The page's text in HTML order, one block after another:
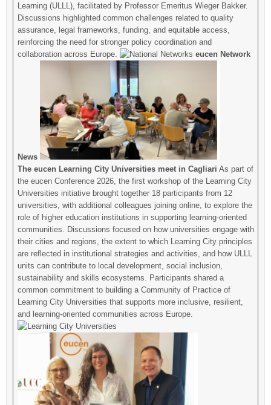
Learning (ULLL), facilitated by Professor Emeritus Wieger Bakker.
Discussions highlighted common challenges related to quality
assurance, legal frameworks, funding, and equitable access,
reinforcing the need for stronger policy coordination and
collaboration across Europe.
eucen Network
News
The eucen Learning City Universities meet in Cagliari As part of
the eucen Conference 2026, the first workshop of the Learning City
Universities initiative brought together 18 participants from 12
universities, with additional colleagues joining online, to explore the
role of higher education institutions in supporting learning-oriented
communities. Discussions focused on how universities engage with
their cities and regions, the extent to which Learning City principles
are reflected in institutional strategies and activities, and how ULLL
units can contribute to local development, social inclusion,
sustainability and skills ecosystems. Participants shared a
common commitment to building a Community of Practice of
Learning City Universities that supports more inclusive, resilient,
and learning-oriented communities across Europe.